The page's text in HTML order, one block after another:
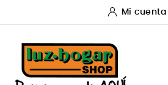
Mi cuenta